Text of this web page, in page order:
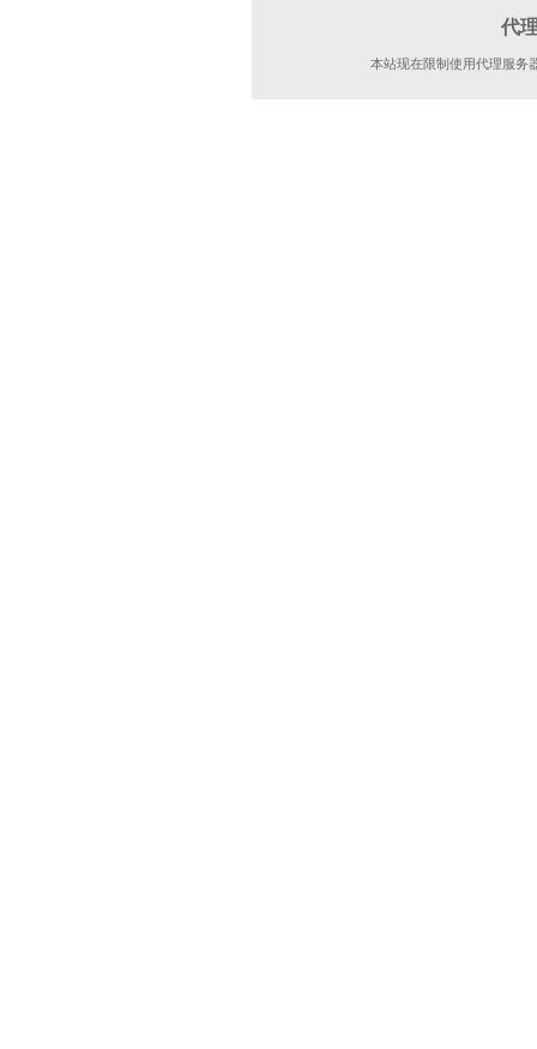
代
本站现在限制使用代理服务